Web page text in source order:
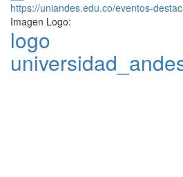
https://uniandes.edu.co/eventos-
Imagen Logo:
logo